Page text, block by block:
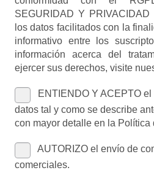
SEGURIDAD Y
los datos facilitados con la
informativo entre los
información acerca del
ejercer sus derechos, visite
ENTIENDO Y ACEPTO
datos tal y como se describe
con mayor detalle en la Política
AUTORIZO el envío de
comerciales.